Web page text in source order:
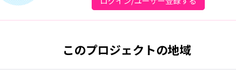
このプロジェクトの地域